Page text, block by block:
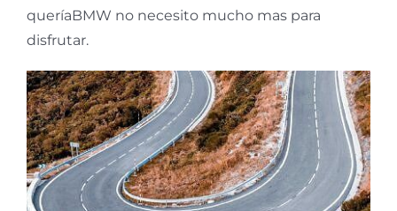
queríaBMW no necesito mucho mas para
disfrutar.